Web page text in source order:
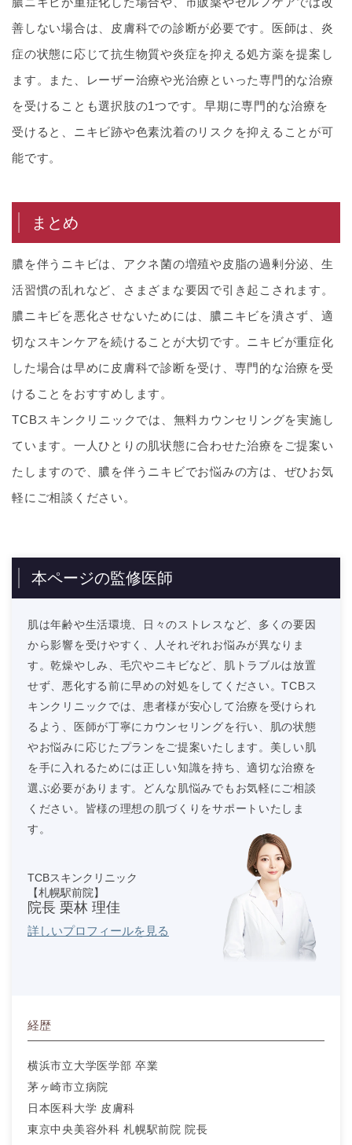
善しない場合は、皮膚科での診断が必要です。医師は、炎
症の状態に応じて抗生物質や炎症を抑える処方薬を提案し
ます。また、レーザー治療や光治療といった専門的な治療
を受けることも選択肢の1つです。早期に専門的な治療を
受けると、ニキビ跡や色素沈着のリスクを抑えることが可
能です。
まとめ
膿を伴うニキビは、アクネ菌の増殖や皮脂の過剰分泌、生
活習慣の乱れなど、さまざまな要因で引き起こされます。
膿ニキビを悪化させないためには、膿ニキビを潰さず、適
切なスキンケアを続けることが大切です。ニキビが重症化
した場合は早めに皮膚科で診断を受け、専門的な治療を受
けることをおすすめします。
TCBスキンクリニックでは、無料カウンセリングを実施し
ています。一人ひとりの肌状態に合わせた治療をご提案い
たしますので、膿を伴うニキビでお悩みの方は、ぜひお気
軽にご相談ください。
本ページの監修医師
肌は年齢や生活環境、日々のストレスなど、多くの要因
から影響を受けやすく、人それぞれお悩みが異なりま
す。乾燥やしみ、毛穴やニキビなど、肌トラブルは放置
せず、悪化する前に早めの対処をしてください。TCBス
キンクリニックでは、患者様が安心して治療を受けられ
るよう、医師が丁寧にカウンセリングを行い、肌の状態
やお悩みに応じたプランをご提案いたします。美しい肌
を手に入れるためには正しい知識を持ち、適切な治療を
選ぶ必要があります。どんな肌悩みでもお気軽にご相談
ください。皆様の理想の肌づくりをサポートいたしま
す。
TCBスキンクリニック
【札幌駅前院】
院長 栗林 理佳
詳しいプロフィールを見る
経歴
横浜市立大学医学部 卒業
茅ヶ崎市立病院
日本医科大学 皮膚科
東京中央美容外科 札幌駅前院 院長